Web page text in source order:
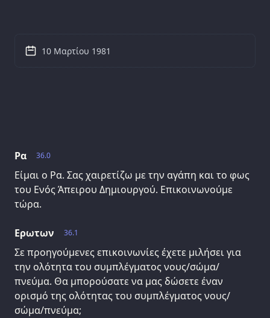
36.0
Ρα
Είμαι ο Ρα. Σας χαιρετίζω με την αγάπη και το φως
του Ενός Άπειρου Δημιουργού. Επικοινωνούμε
τώρα.
36.1
Ερωτων
Σε προηγούμενες επικοινωνίες έχετε μιλήσει για
την ολότητα του συμπλέγματος νους/σώμα/
πνεύμα. Θα μπορούσατε να μας δώσετε έναν
ορισμό της ολότητας του συμπλέγματος νους/
σώμα/πνεύμα;
10 Μαρτίου 1981